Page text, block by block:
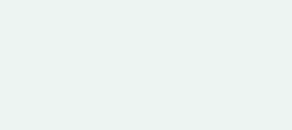
niže takse: